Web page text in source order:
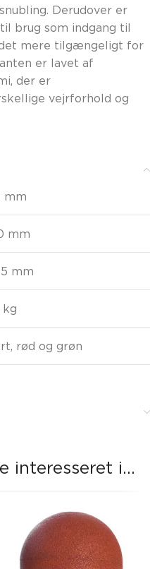
Derudover er
brug som indgang til
mere tilgængeligt for
er lavet af
der er
vejrforhold og
mm
mm
mm
rød og grøn
i...